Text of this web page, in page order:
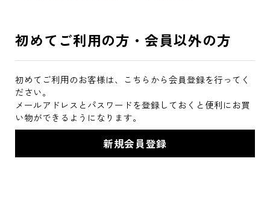
初めてご利用の方・会員以外の方
初めてご利用のお客様は、こちらから会員登録を行ってく
ださい。
メールアドレスとパスワードを登録しておくと便利にお買
い物ができるようになります。